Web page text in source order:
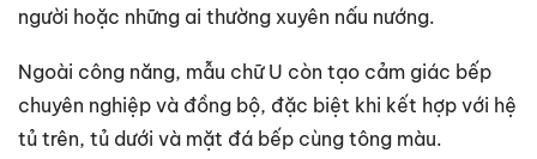
người hoặc những ai thường xuyên nấu nướng.
Ngoài công năng, mẫu chữ U còn tạo cảm giác bếp
chuyên nghiệp và đồng bộ, đặc biệt khi kết hợp với hệ
tủ trên, tủ dưới và mặt đá bếp cùng tông màu.